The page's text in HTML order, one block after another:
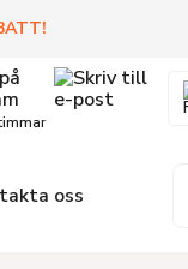
!
oss